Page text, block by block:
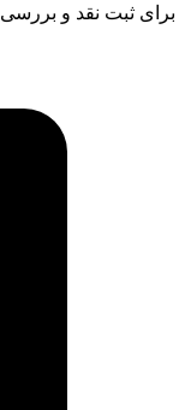
برای ثبت نقد و بررسی